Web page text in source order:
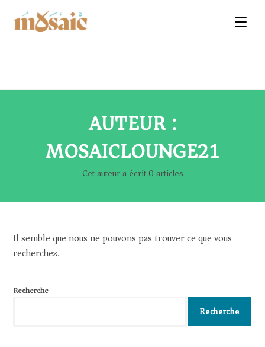
AUTEUR :
MOSAICLOUNGE21
Cet auteur a écrit 0 articles
Il semble que nous ne pouvons pas trouver ce que vous
recherchez.
Recherche
Recherche